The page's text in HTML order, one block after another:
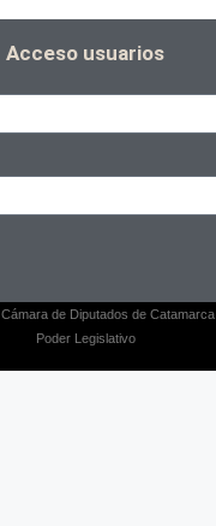
Acceso usuarios
Cámara de Diputados de Catamarca
Poder Legislativo